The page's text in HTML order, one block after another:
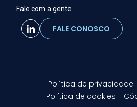
Fale com a gente
FALE CONOSCO
Política de privacidade
Política de cookies